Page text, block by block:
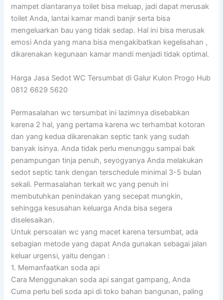
mampet diantaranya toilet bisa meluap, jadi dapat merusak
toilet Anda, lantai kamar mandi banjir serta bisa
mengeluarkan bau yang tidak sedap. Hal ini bisa merusak
emosi Anda yang mana bisa mengakibatkan kegelisahan ,
dikarenakan kegunaan kamar mandi menjadi tidak optimal.
Harga Jasa Sedot WC Tersumbat di Galur Kulon Progo Hub
0812 6629 5620
Permasalahan wc tersumbat ini lazimnya disebabkan
karena 2 hal, yang pertama karena wc terhambat kotoran
dan yang kedua dikarenakan septic tank yang sudah
banyak isinya. Anda tidak perlu menunggu sampai bak
penampungan tinja penuh, seyogyanya Anda melakukan
sedot septic tank dengan terschedule minimal 3-5 bulan
sekali. Permasalahan terkait wc yang penuh ini
membutuhkan penindakan yang secepat mungkin,
sehingga kesusahan keluarga Anda bisa segera
diselesaikan.
Untuk persoalan wc yang macet karena tersumbat, ada
sebagian metode yang dapat Anda gunakan sebagai jalan
keluar urgensi, yaitu dengan :
1. Memanfaatkan soda api
Cara Menggunakan soda api sangat gampang, Anda
Cuma perlu beli soda api di toko bahan bangunan, paling